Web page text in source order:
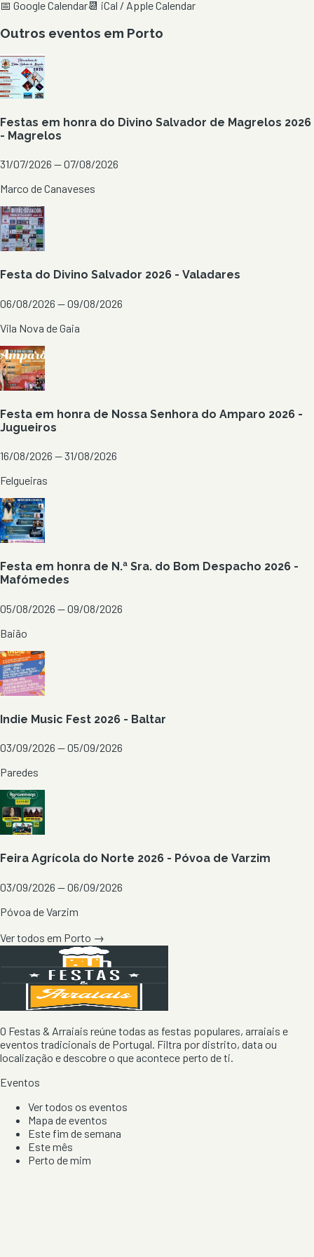
📅 Google Calendar📆 iCal / Apple Calendar
Outros eventos em Porto
Festas em honra do Divino Salvador de Magrelos 2026
- Magrelos
31/07/2026 — 07/08/2026
Marco de Canaveses
Festa do Divino Salvador 2026 - Valadares
06/08/2026 — 09/08/2026
Vila Nova de Gaia
Festa em honra de Nossa Senhora do Amparo 2026 -
Jugueiros
16/08/2026 — 31/08/2026
Felgueiras
Festa em honra de N.ª Sra. do Bom Despacho 2026 -
Mafómedes
05/08/2026 — 09/08/2026
Baião
Indie Music Fest 2026 - Baltar
03/09/2026 — 05/09/2026
Paredes
Feira Agrícola do Norte 2026 - Póvoa de Varzim
03/09/2026 — 06/09/2026
Póvoa de Varzim
Ver todos em Porto →
O Festas & Arraiais reúne todas as festas populares, arraiais e
eventos tradicionais de Portugal. Filtra por distrito, data ou
localização e descobre o que acontece perto de ti.
Eventos
Ver todos os eventos
Mapa de eventos
Este fim de semana
Este mês
Perto de mim